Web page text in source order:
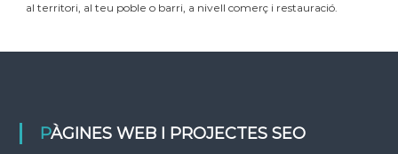
al territori, al teu poble o barri, a nivell comerç i restauració.
PÀGINES WEB I PROJECTES SEO